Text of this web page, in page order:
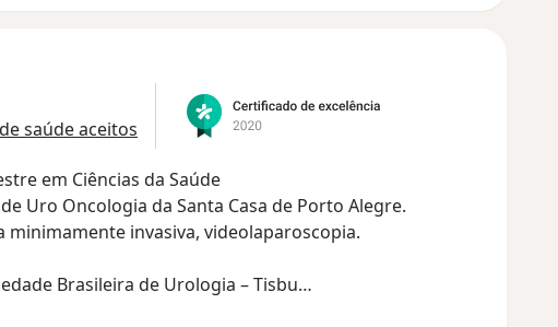
saúde aceitos
em Ciências da Saúde
Uro Oncologia da Santa Casa de Porto Alegre.
minimamente invasiva, videolaparoscopia.
Brasileira de Urologia – Tisbu
de Urologia